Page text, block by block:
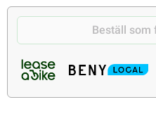
Beställ som